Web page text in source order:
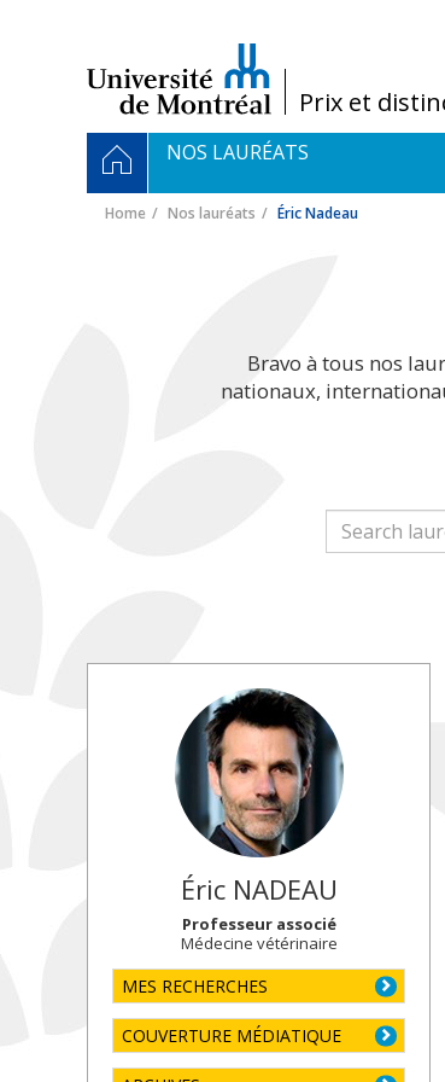
/Prix et
Navigation
principale
HOMENOS LAURÉATS
Home Nos lauréats Éric Nadeau
Bravo à tous nos
nationaux,
Éric NADEAU
Professeur associé
Médecine vétérinaire
MES RECHERCHES
COUVERTURE MÉDIATIQUE